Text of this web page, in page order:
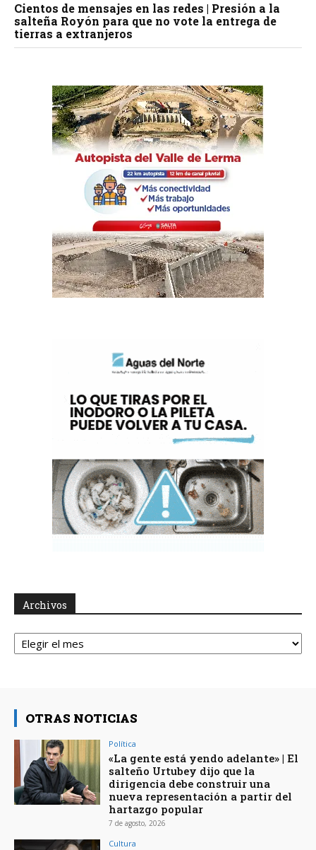
Cientos de mensajes en las redes | Presión a la
salteña Royón para que no vote la entrega de
tierras a extranjeros
Archivos
Archivos
OTRAS NOTICIAS
Política
«La gente está yendo adelante» | El
salteño Urtubey dijo que la
dirigencia debe construir una
nueva representación a partir del
hartazgo popular
7 de agosto, 2026
Cultura